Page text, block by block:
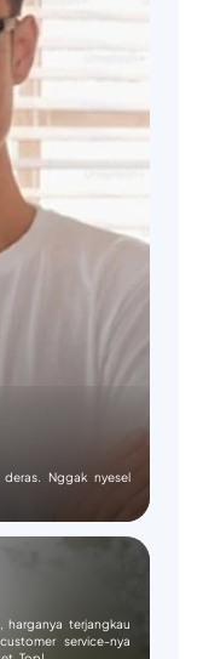
Nggak nyesel
harganya terjangkau
service-nya